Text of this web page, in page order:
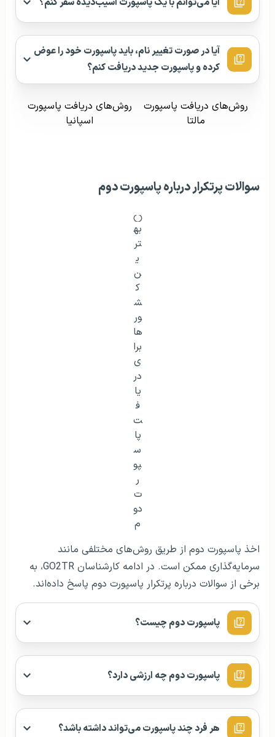
آیا در صورت تغییر نام، باید پاسپورت خود را عوض
کرده و پاسپورت جدید دریافت کنم؟
روش‌های دریافت پاسپورت
مالتا
روش‌های دریافت پاسپورت
اسپانیا
سوالات پرتکرار درباره پاسپورت دوم
بهترین کشورها برای دریافت پاسپورت دوم
اخذ پاسپورت دوم از طریق روش‌های مختلفی مانند
برخی از سوالات درباره پرتکرار پاسپورت دوم پاسخ داده‌اند.
پاسپورت دوم چه ارزشی دارد؟
هر فرد چند پاسپورت می‌تواند داشته باشد؟
آیا من به عنوان یک ایرانی، می‌توانم پاسپورت دوم
و تابعیت دوگانه یا مضاعف داشته باشم؟
چگونه می‌توان پاسپورت دوم دریافت کرد؟